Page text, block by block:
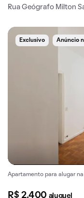
Rua Geógrafo Milton
Exclusivo Anúncio
Apartamento para alugar
R$ 2.400 aluguel